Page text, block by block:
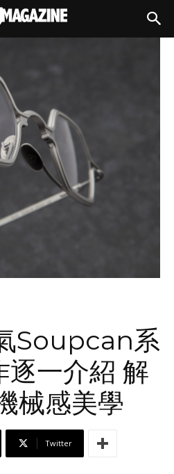
Soupcan系
逐一介紹 解
械感美學
Twitter